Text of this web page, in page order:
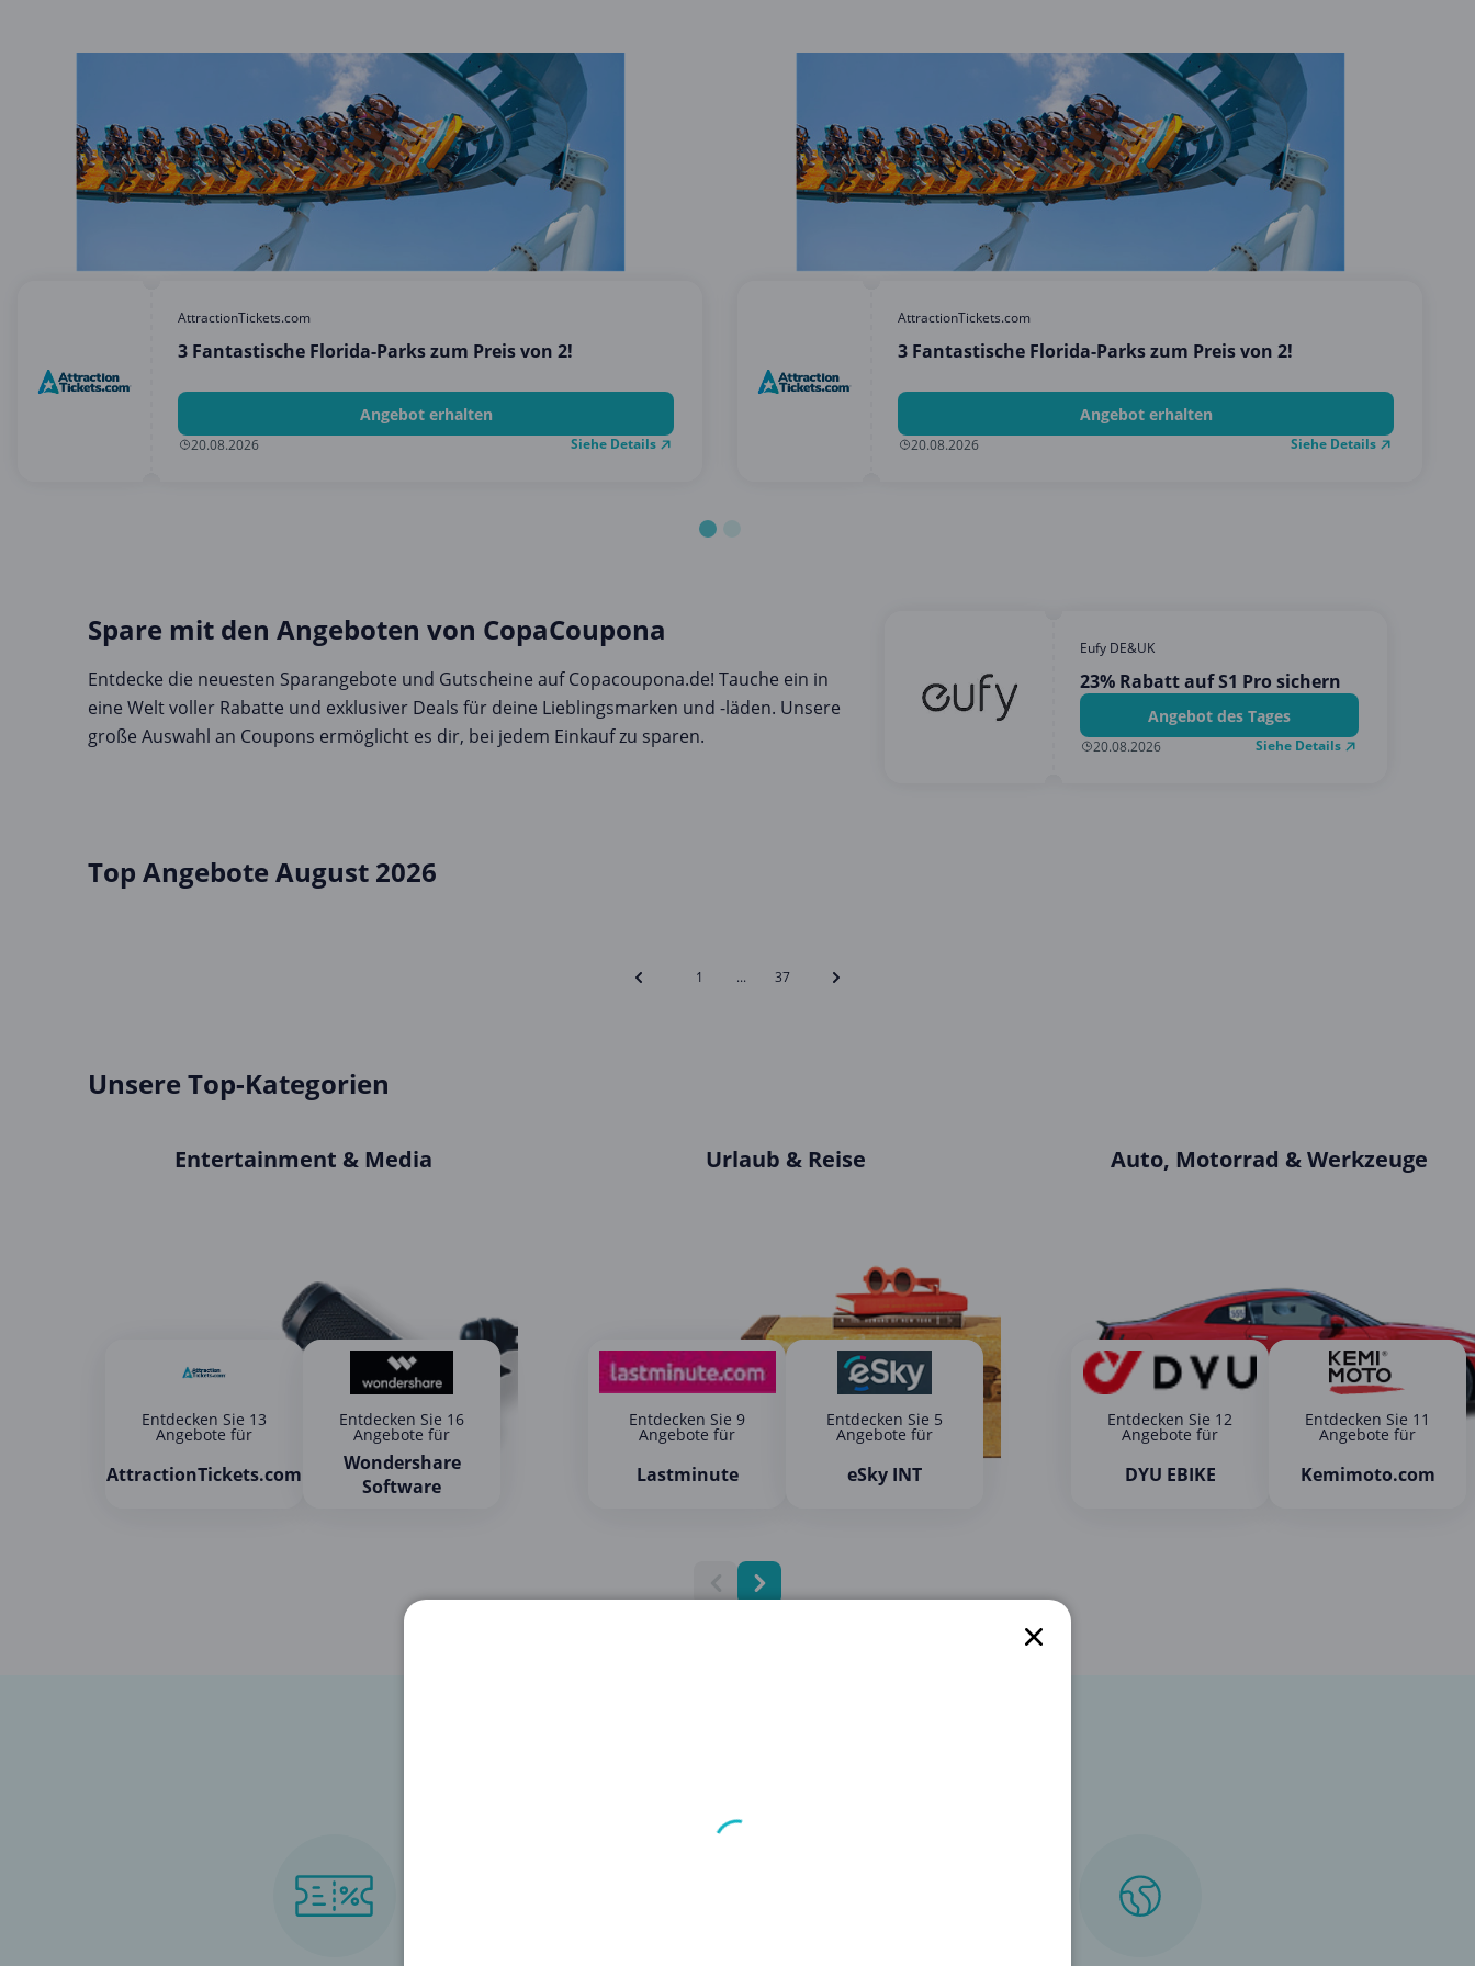
AttractionTickets.com
3 Fantastische Florida-Parks zum Preis von 2!
Angebot erhalten
20.08.2026 Siehe Details
AttractionTickets.com
3 Fantastische Florida-Parks zum Preis von 2!
Angebot erhalten
20.08.2026 Siehe Details
Eufy DE&UK
23% Rabatt auf S1 Pro sichern
Angebot des Tages
20.08.2026 Siehe Details
Spare mit den Angeboten von CopaCoupona
Entdecke die neuesten Sparangebote und Gutscheine auf Copacoupona.de! Tauche ein in
eine Welt voller Rabatte und exklusiver Deals für deine Lieblingsmarken und -läden. Unsere
große Auswahl an Coupons ermöglicht es dir, bei jedem Einkauf zu sparen.
Top Angebote August 2026
1 ... 37
Unsere Top-Kategorien
Entertainment & Media
Entdecken Sie 13
Angebote für
AttractionTickets.com
Entdecken Sie 16
Angebote für
Wondershare
Software
Urlaub & Reise
Entdecken Sie 9
Angebote für
Lastminute
Entdecken Sie 5
Angebote für
eSky INT
Auto, Motorrad & Werkzeuge
Entdecken Sie 12
Angebote für
DYU EBIKE
Entdecken Sie 11
Angebote für
Kemimoto.com